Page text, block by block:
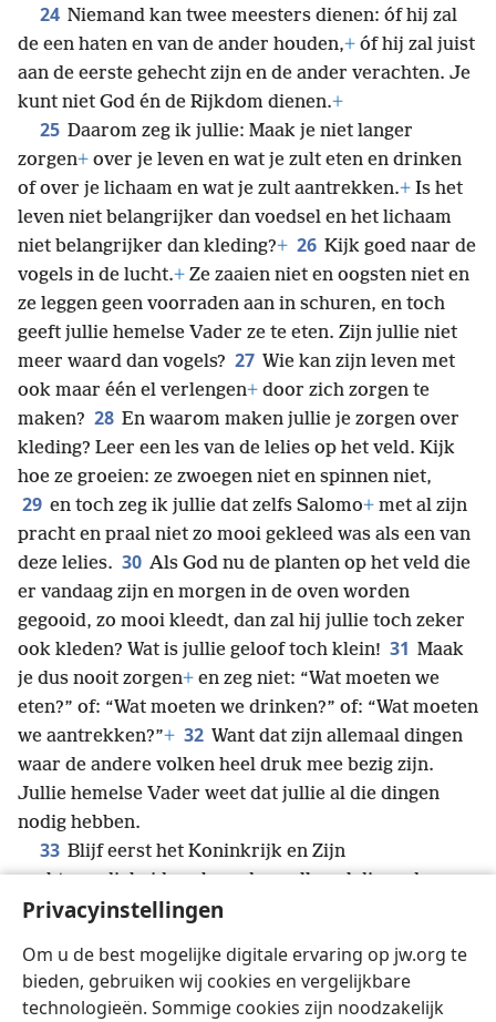
Privacyinstellingen
Om u de best mogelijke digitale ervaring op jw.org te
bieden, gebruiken wij cookies en vergelijkbare
technologieën. Sommige cookies zijn noodzakelijk
24 Niemand kan twee meesters dienen: óf hij zal
de een haten en van de ander houden,+ óf hij zal juist
aan de eerste gehecht zijn en de ander verachten. Je
kunt niet God én de Rijkdom dienen.+
25 Daarom zeg ik jullie: Maak je niet langer
zorgen+ over je leven en wat je zult eten en drinken
of over je lichaam en wat je zult aantrekken.+ Is het
leven niet belangrijker dan voedsel en het lichaam
niet belangrijker dan kleding?+ 26 Kijk goed naar de
vogels in de lucht.+ Ze zaaien niet en oogsten niet en
ze leggen geen voorraden aan in schuren, en toch
geeft jullie hemelse Vader ze te eten. Zijn jullie niet
meer waard dan vogels? 27 Wie kan zijn leven met
ook maar één el verlengen+ door zich zorgen te
maken? 28 En waarom maken jullie je zorgen over
kleding? Leer een les van de lelies op het veld. Kijk
hoe ze groeien: ze zwoegen niet en spinnen niet,
29 en toch zeg ik jullie dat zelfs Salomo+ met al zijn
pracht en praal niet zo mooi gekleed was als een van
deze lelies. 30 Als God nu de planten op het veld die
er vandaag zijn en morgen in de oven worden
gegooid, zo mooi kleedt, dan zal hij jullie toch zeker
ook kleden? Wat is jullie geloof toch klein! 31 Maak
je dus nooit zorgen+ en zeg niet: “Wat moeten we
eten?” of: “Wat moeten we drinken?” of: “Wat moeten
we aantrekken?”+ 32 Want dat zijn allemaal dingen
waar de andere volken heel druk mee bezig zijn.
Jullie hemelse Vader weet dat jullie al die dingen
nodig hebben.
33 Blijf eerst het Koninkrijk en Zijn
rechtvaardigheid zoeken, dan zullen al die andere
dingen je ook gegeven worden.
volgende dag heeft zijn eigen zorgen. Elke dag heeft
genoeg aan zijn eigen problemen.